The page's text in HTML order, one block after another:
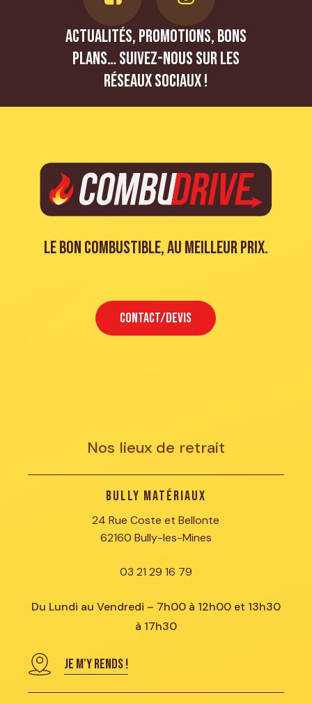
Actualités, promotions, bons
plans… Suivez-nous sur les
réseaux sociaux !
Le bon combustible, au meilleur prix.
CONTACT/DEVIS
Nos lieux de retrait
Bully Matériaux
24 Rue Coste et Bellonte
62160 Bully-les-Mines
03 21 29 16 79
Du Lundi au Vendredi – 7h00 à 12h00 et 13h30
à 17h30
JE M'Y RENDS !